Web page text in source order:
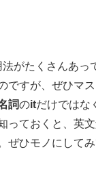
法がたくさんあっ
ですが、ぜひマ
詞のitだけではな
っておくと、英
ぜひモノにしてみ